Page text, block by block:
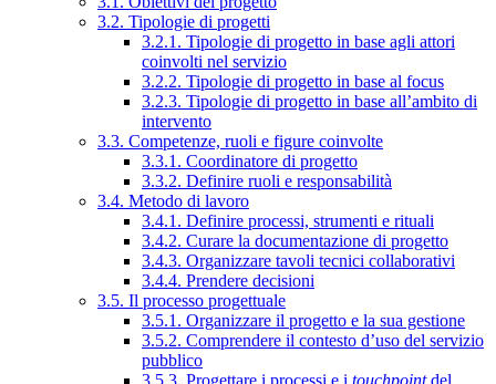
3.2. Tipologie di progetti
3.2.1. Tipologie di progetto in base agli attori
coinvolti nel servizio
3.2.2. Tipologie di progetto in base al focus
3.2.3. Tipologie di progetto in base all’ambito di
intervento
3.3. Competenze, ruoli e figure coinvolte
3.3.1. Coordinatore di progetto
3.3.2. Definire ruoli e responsabilità
3.4. Metodo di lavoro
3.4.1. Definire processi, strumenti e rituali
3.4.2. Curare la documentazione di progetto
3.4.3. Organizzare tavoli tecnici collaborativi
3.4.4. Prendere decisioni
3.5. Il processo progettuale
3.5.1. Organizzare il progetto e la sua gestione
3.5.2. Comprendere il contesto d’uso del servizio
pubblico
3.5.3. Progettare i processi e i touchpointdel